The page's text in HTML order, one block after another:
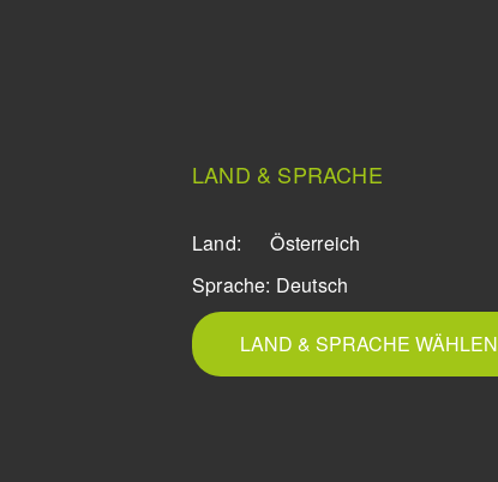
LAND & SPRACHE
Land:
Österreich
Sprache: Deutsch
LAND & SPRACHE WÄHLEN